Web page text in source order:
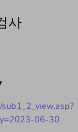
사
06-30